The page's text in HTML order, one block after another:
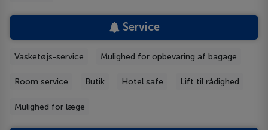
Service
Vasketøjs-service Mulighed for opbevaring af bagage
Room service Butik Hotel safe Lift til rådighed
Mulighed for læge